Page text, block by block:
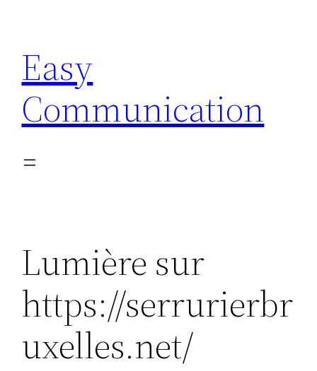
contenu
Easy
Communication
Lumière sur
https://serrurierbr
uxelles.net/